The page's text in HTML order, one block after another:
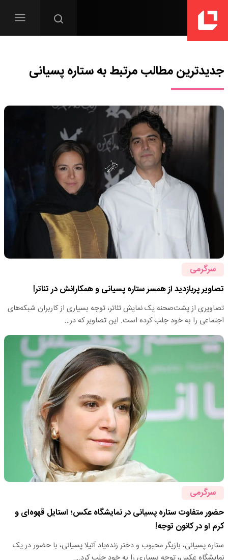
جدیدترین مطالب مرتبط بهستاره پسیانی
سرگرمی
تصاویر پربازدید از همسر ستاره پسیانی و همکارانش در تئاتر!
تصاویری از پشت‌صحنه یک نمایش تئاتر، توجه بسیاری از کاربران شبکه‌های
اجتماعی را به خود جلب کرده است. این تصاویر که در…
سرگرمی
حضور متفاوت ستاره پسیانی در نمایشگاه عکس؛ استایل قهوه‌ای و
کرم او در کانون توجه!
ستاره پسیانی، بازیگر محبوب و دختر زنده‌یاد آتیلا پسیانی، با حضور در یک